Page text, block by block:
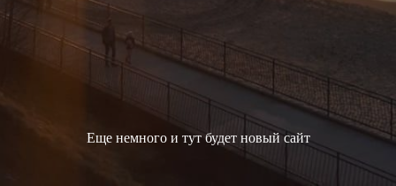
Еще немного и тут будет новый сайт